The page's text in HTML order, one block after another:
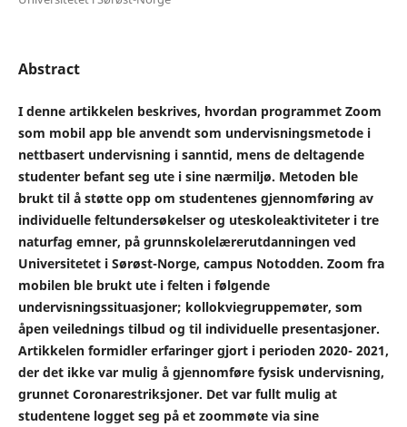
Abstract
I denne artikkelen beskrives, hvordan programmet Zoom
som mobil app ble anvendt som undervisningsmetode i
nettbasert undervisning i sanntid, mens de deltagende
studenter befant seg ute i sine nærmiljø. Metoden ble
brukt til å støtte opp om studentenes gjennomføring av
individuelle feltundersøkelser og uteskoleaktiviteter i tre
naturfag emner, på grunnskolelærerutdanningen ved
Universitetet i Sørøst-Norge, campus Notodden. Zoom fra
mobilen ble brukt ute i felten i følgende
undervisningssituasjoner; kollokviegruppemøter, som
åpen veilednings tilbud og til individuelle presentasjoner.
Artikkelen formidler erfaringer gjort i perioden 2020- 2021,
der det ikke var mulig å gjennomføre fysisk undervisning,
grunnet Coronarestriksjoner. Det var fullt mulig at
studentene logget seg på et zoommøte via sine